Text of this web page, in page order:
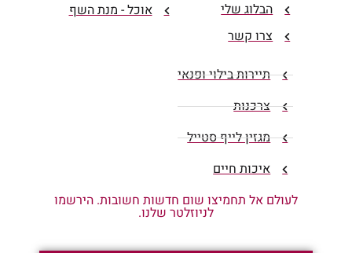
הבלוג שלי
צרו קשר
אוכל - מנת השף
תיירות בילוי ופנאי
צרכנות
מגזין לייף סטייל
איכות חיים
לעולם אל תחמיצו שום חדשות חשובות. הירשמו
לניוזלטר שלנו.